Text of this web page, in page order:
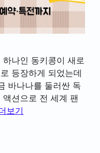
나인 동키콩이 새로
등장하게 되었는데
바나나를 둘러싼 독
션으로 전 세계 팬
보기